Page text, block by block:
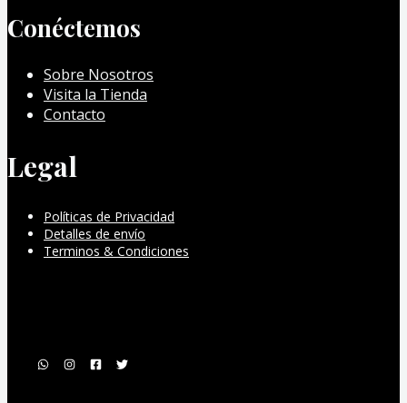
Conéctemos
Sobre Nosotros
Visita la Tienda
Contacto
Legal
Políticas de Privacidad
Detalles de envío
Terminos & Condiciones